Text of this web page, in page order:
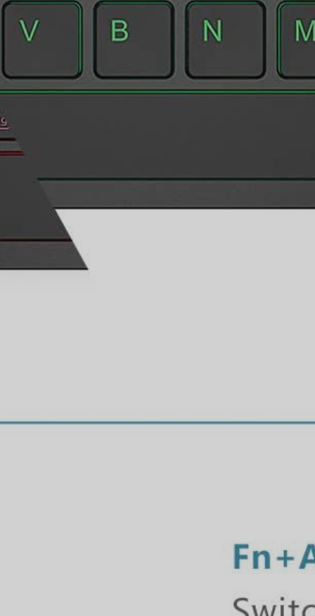
ដែលអាចប្រើប្រាស់បានទាំង
iOS, Android, Window
iCLEVER Tri-Folding Wireless Keyboard IC-BK05